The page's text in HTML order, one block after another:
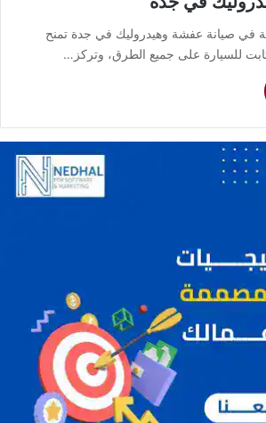
في صيانة عفشة وهيدروليك في جدة تمنح
للسيارة على جميع الطرق، وتركز…